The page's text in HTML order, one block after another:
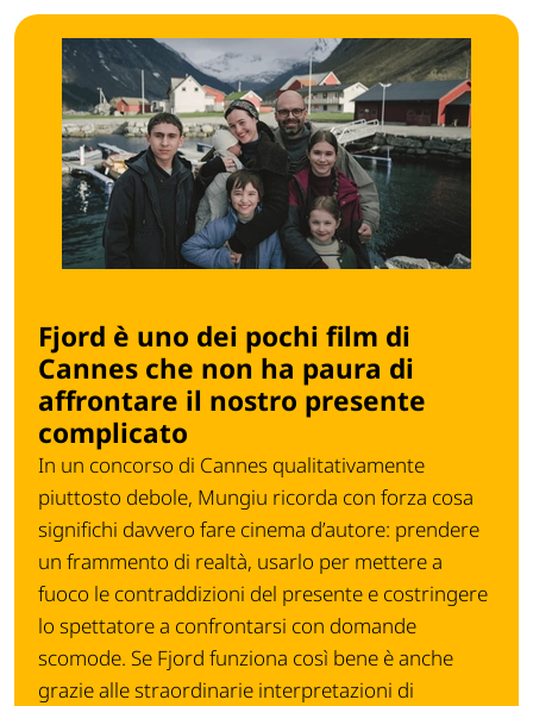
Fjord è uno dei pochi film di
Cannes che non ha paura di
affrontare il nostro presente
complicato
In un concorso di Cannes qualitativamente
piuttosto debole, Mungiu ricorda con forza cosa
significhi davvero fare cinema d’autore: prendere
un frammento di realtà, usarlo per mettere a
fuoco le contraddizioni del presente e costringere
lo spettatore a confrontarsi con domande
scomode. Se Fjord funziona così bene è anche
grazie alle straordinarie interpretazioni di